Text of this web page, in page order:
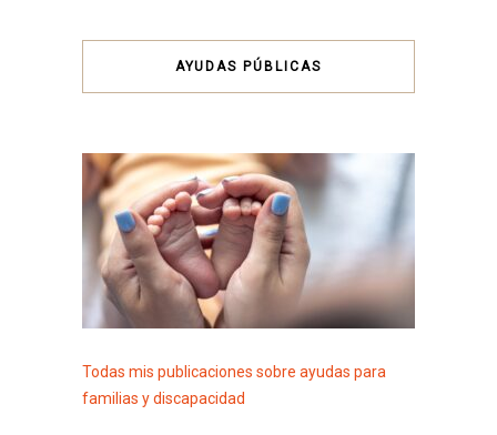
AYUDAS PÚBLICAS
Todas mis publicaciones sobre ayudas para
familias y discapacidad